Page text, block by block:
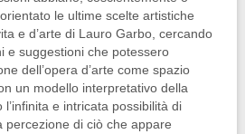
le ultime scelte artistiche
e d’arte di Lauro Garbo, cercando
e suggestioni che potessero
dell’opera d’arte come spazio
un modello interpretativo della
e intricata possibilità di
percezione di ciò che appare